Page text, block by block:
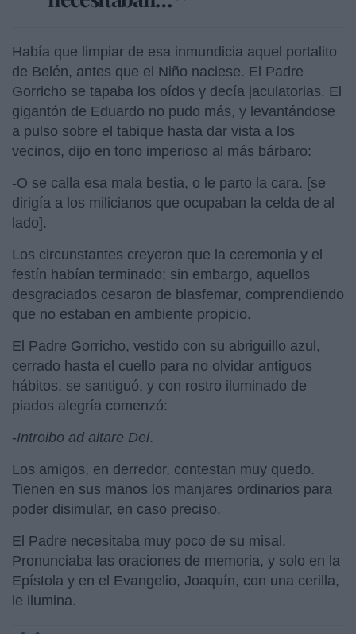
Había que limpiar de esa inmundicia aquel portalito
de Belén, antes que el Niño naciese. El Padre
Gorricho se tapaba los oídos y decía jaculatorias. El
gigantón de Eduardo no pudo más, y levantándose
a pulso sobre el tabique hasta dar vista a los
vecinos, dijo en tono imperioso al más bárbaro:
-O se calla esa mala bestia, o le parto la cara. [se
dirigía a los milicianos que ocupaban la celda de al
lado].
Los circunstantes creyeron que la ceremonia y el
festín habían terminado; sin embargo, aquellos
desgraciados cesaron de blasfemar, comprendiendo
que no estaban en ambiente propicio.
El Padre Gorricho, vestido con su abriguillo azul,
cerrado hasta el cuello para no olvidar antiguos
hábitos, se santiguó, y con rostro iluminado de
piados alegría comenzó:
-Introibo ad altare Dei.
Los amigos, en derredor, contestan muy quedo.
Tienen en sus manos los manjares ordinarios para
poder disimular, en caso preciso.
El Padre necesitaba muy poco de su misal.
Pronunciaba las oraciones de memoria, y solo en la
Epístola y en el Evangelio, Joaquín, con una cerilla,
le ilumina.